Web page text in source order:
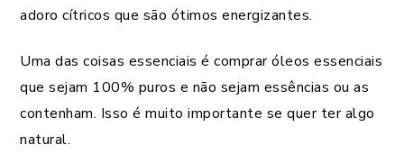
adoro cítricos que são ótimos energizantes.
Uma das coisas essenciais é comprar óleos essenciais
que sejam 100% puros e não sejam essências ou as
contenham. Isso é muito importante se quer ter algo
natural.